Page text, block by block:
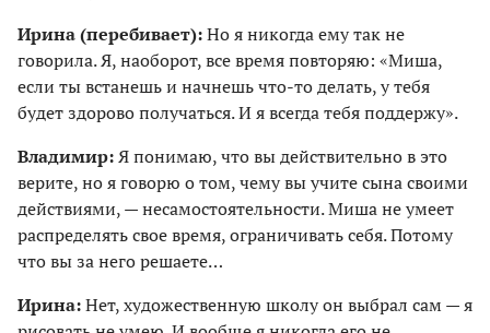
Ирина (перебивает):Но я никогда ему так не
говорила. Я, наоборот, все время повторяю: «Миша,
если ты встанешь и начнешь что-то делать, у тебя
будет здорово получаться. И я всегда тебя поддержу».
Владимир:Я понимаю, что вы действительно в это
верите, но я говорю о том, чему вы учите сына своими
действиями, — несамостоятельности. Миша не умеет
распределять свое время, ограничивать себя. Потому
что вы за него решаете…
Ирина:Нет, художественную школу он выбрал сам — я